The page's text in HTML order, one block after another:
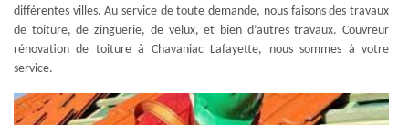
différentes villes. Au service de toute demande, nous faisons des travaux
de toiture, de zinguerie, de velux, et bien d’autres travaux. Couvreur
rénovation de toiture à Chavaniac Lafayette, nous sommes à votre
service.